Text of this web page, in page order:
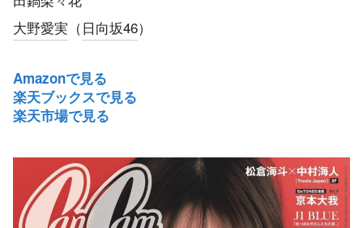
大野愛実 （日向坂46）
Amazonで見る
楽天ブックスで見る
楽天市場で見る